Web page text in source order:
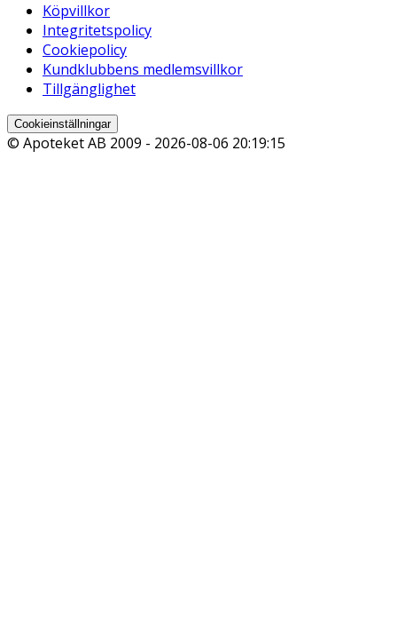
Köpvillkor
Integritetspolicy
Cookiepolicy
Kundklubbens medlemsvillkor
Tillgänglighet
Cookieinställningar
© Apoteket AB 2009 - 2026-08-06 20:19:15